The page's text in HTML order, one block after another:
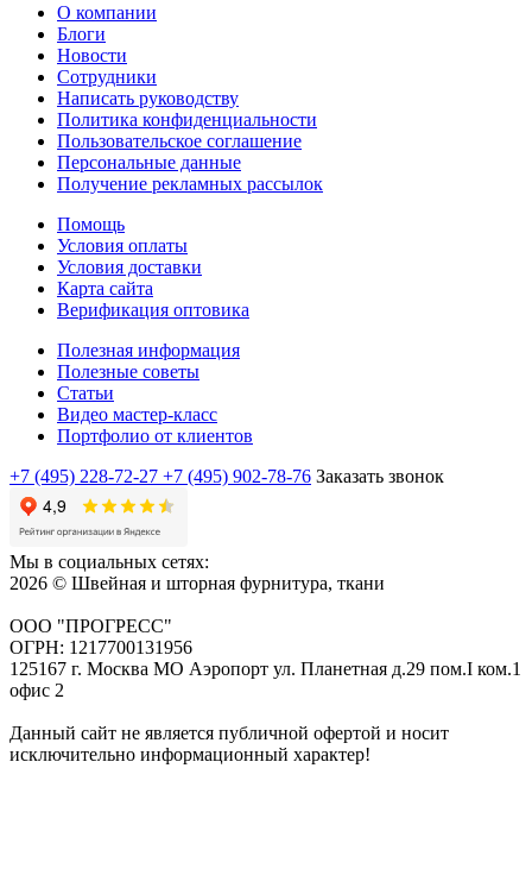
О компании
Блоги
Новости
Сотрудники
Написать руководству
Политика конфиденциальности
Пользовательское соглашение
Персональные данные
Получение рекламных рассылок
Помощь
Условия оплаты
Условия доставки
Карта сайта
Верификация оптовика
Полезная информация
Полезные советы
Статьи
Видео мастер-класс
Портфолио от клиентов
+7 (495) 228-72-27 +7 (495) 902-78-76 Заказать звонок
Мы в социальных сетях:
2026 © Швейная и шторная фурнитура, ткани
ООО "ПРОГРЕСС"
ОГРН: 1217700131956
125167 г. Москва МО Аэропорт ул. Планетная д.29 пом.I ком.1
офис 2
Данный сайт не является публичной офертой и носит
исключительно информационный характер!